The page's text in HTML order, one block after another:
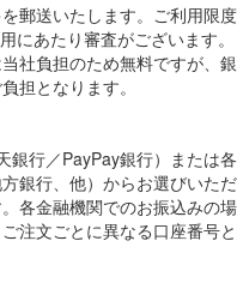
郵送いたします。ご利用限度
あたり審査がございます。
社負担のため無料ですが、銀
担となります。
銀行／PayPay銀行）または各
銀行、他）からお選びいただ
各金融機関でのお振込みの場
注文ごとに異なる口座番号と